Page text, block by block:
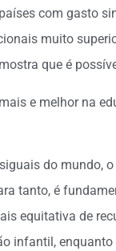
com gasto
muito
que é
e melhor na
do mundo,
tanto, é
equitativa de
infantil,